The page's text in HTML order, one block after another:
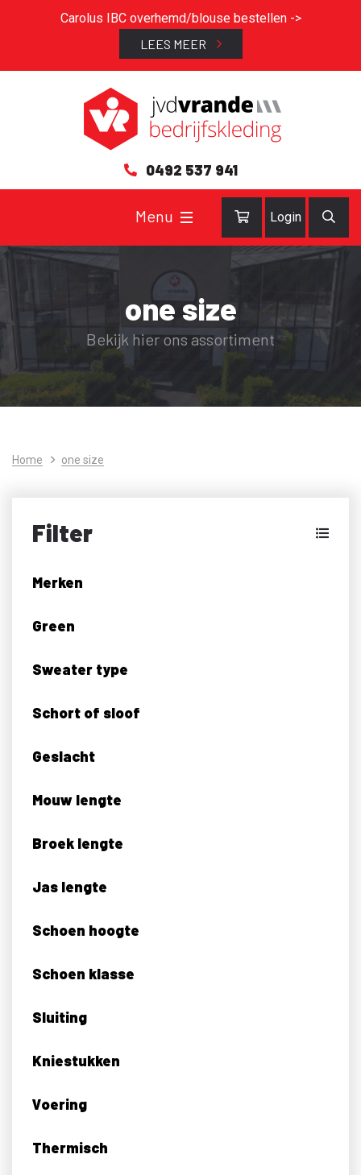
Carolus IBC overhemd/blouse bestellen ->
LEES MEER
0492 537 941
Login
one size
Bekijk hier ons assortiment
Home one size
Filter
Merken
Green
Sweater type
Schort of sloof
Geslacht
Mouw lengte
Broek lengte
Jas lengte
Schoen hoogte
Schoen klasse
Sluiting
Kniestukken
Voering
Thermisch